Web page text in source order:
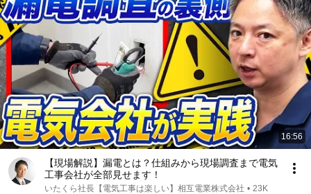
16:56
【現場解説】漏電とは？仕組みから現場調査まで電気
工事会社が全部見せます！
いたくら社長【電気工事は楽しい】相互電業株式会社 • 23K